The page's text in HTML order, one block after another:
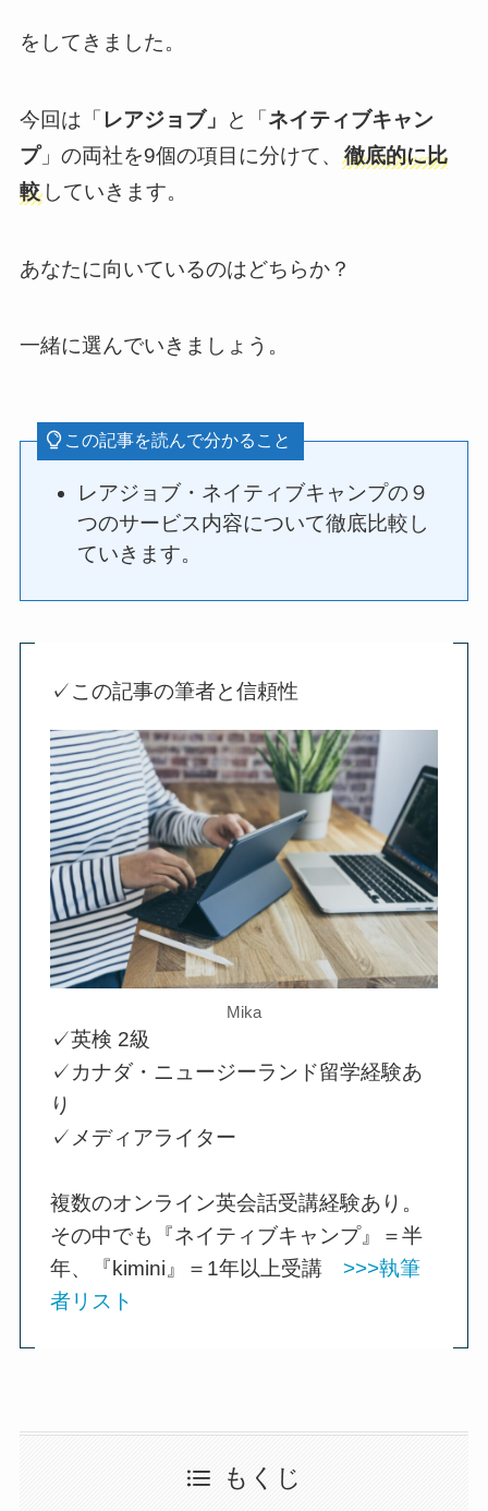
をしてきました。
今回は「 レアジョブ」 と「 ネイティブキャン
プ」の両社を9個の項目に分けて、 徹底的に比
較していきます。
あなたに向いているのはどちらか？
一緒に選んでいきましょう。
この記事を読んで分かること
レアジョブ・ネイティブキャンプの９
つのサービス内容について徹底比較し
ていきます。
✓この記事の筆者と信頼性
Mika
✓英検 2級
✓カナダ・ニュージーランド留学経験あ
り
✓メディアライター
複数のオンライン英会話受講経験あり。
その中でも『ネイティブキャンプ』＝半
年、『kimini』＝1年以上受講 >>>執筆
者リスト
もくじ